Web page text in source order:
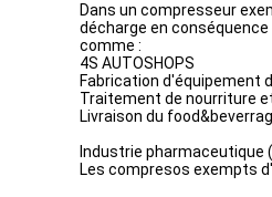
Dans un compresseur
décharge en
comme :
4S AUTOSHOPS
Fabrication d'équipement
Traitement de nourriture
Livraison du
Industrie
Les compresos exempts